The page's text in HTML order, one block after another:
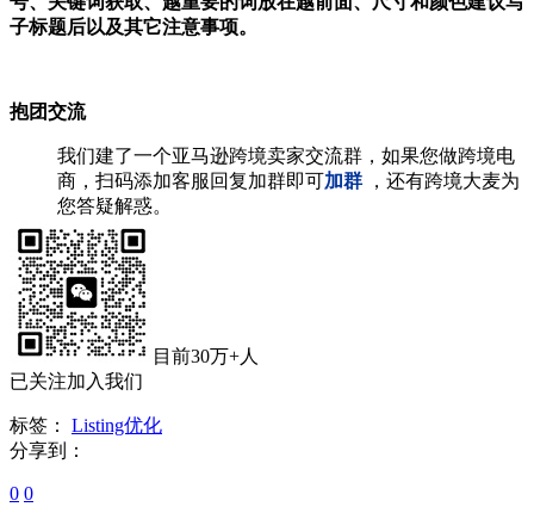
子标题后以及其它注意事项。
抱团交流
我们建了一个亚马逊跨境卖家交流群，如果您做跨境电
商，扫码添加客服回复加群即可加群
，还有跨境大麦为
您答疑解惑。
目前30万+人
已关注加入我们
标签：
Listing优化
分享到：
0 0